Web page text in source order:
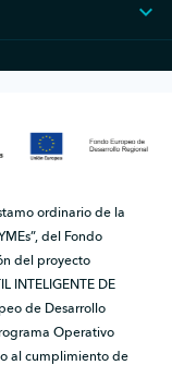
ordinario de la
del Fondo
del proyecto
INTELIGENTE DE
de Desarrollo
Operativo
al cumplimiento de